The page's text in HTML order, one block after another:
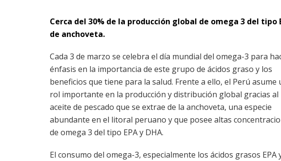
Cerca del 30% de la producción global de omega 3 del
de anchoveta.
Cada 3 de marzo se celebra el día mundial del omega-3 para
énfasis en la importancia de este grupo de ácidos graso y los
beneficios que tiene para la salud. Frente a ello, el Perú asume
rol importante en la producción y distribución global gracias al
aceite de pescado que se extrae de la anchoveta, una especie
abundante en el litoral peruano y que posee altas
de omega 3 del tipo EPA y DHA.
El consumo del omega-3, especialmente los ácidos grasos EPA